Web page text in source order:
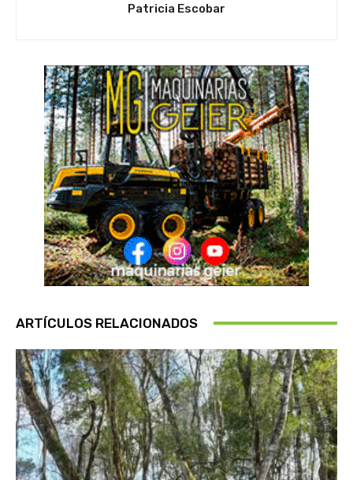
Patricia Escobar
ARTÍCULOS RELACIONADOS